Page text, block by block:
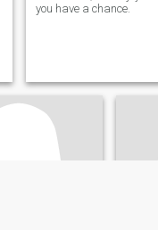
you have a chance.